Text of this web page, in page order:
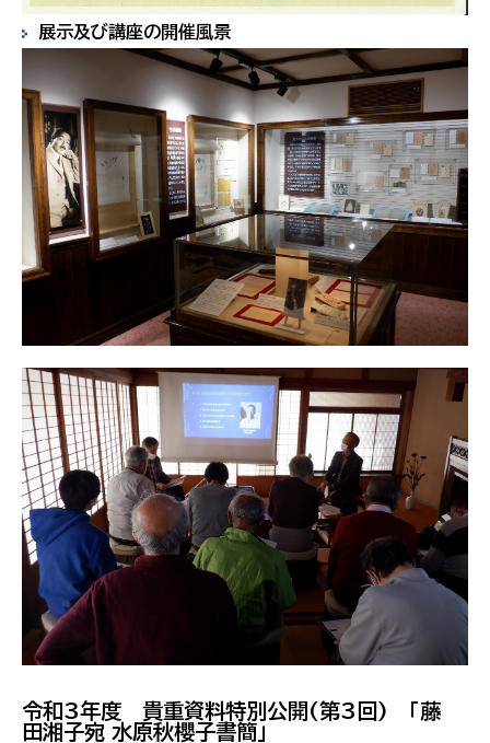
展示及び講座の開催風景
令和3年度 貴重資料特別公開(第3回) 「藤
田湘子宛 水原秋櫻子書簡」